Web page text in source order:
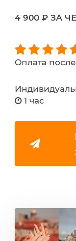
4 900 ₽ ЗА
Оплата
1 час